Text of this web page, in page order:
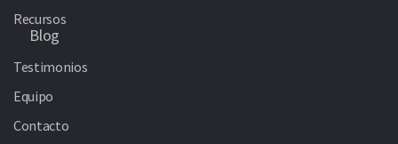
Recursos
Blog
Testimonios
Equipo
Contacto